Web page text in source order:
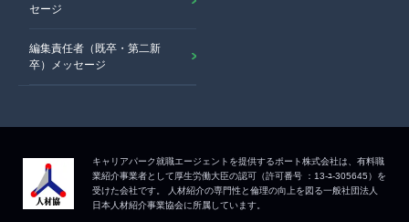
セージ
編集責任者（既卒・第二新
卒）メッセージ